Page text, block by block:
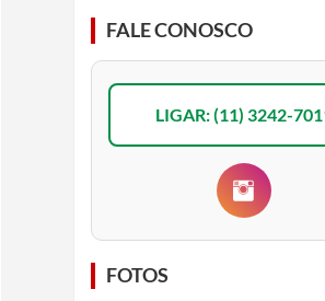
FALE CONOSCO
LIGAR: (11) 3242-
FOTOS